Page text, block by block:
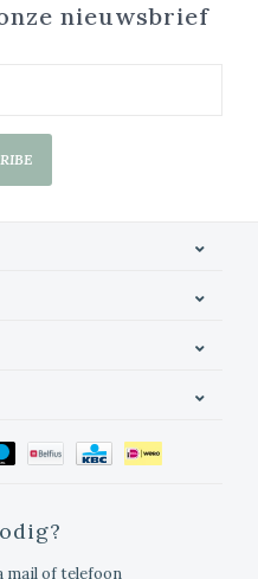
nieuwsbrief
mail of telefoon